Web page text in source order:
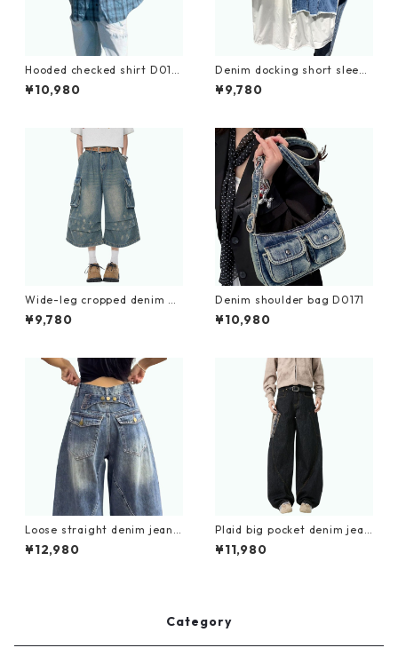
Hooded checked shirt D019
9
¥10,980
Denim docking short sleeve
shirt D0200
¥9,780
Wide-leg cropped denim pa
nts D0229
¥9,780
Denim shoulder bag D0171
¥10,980
Loose straight denim jeans
D0183
¥12,980
Plaid big pocket denim jean
s D0188
¥11,980
Category